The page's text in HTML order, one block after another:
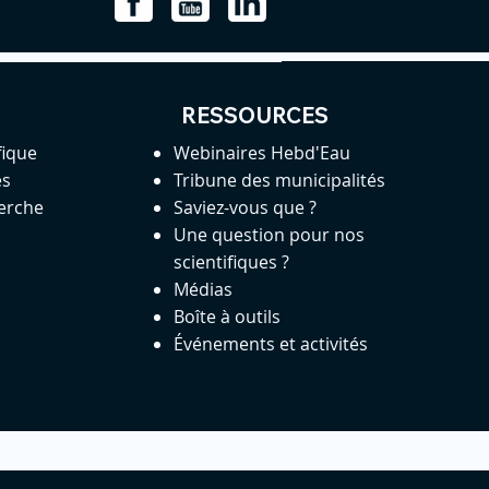
RESSOURCES
Webinaires Hebd'Eau
Tribune des municipalités
Saviez-vous que ?
Une question pour nos
scientifiques ?
Médias
Boîte à outils
Événements et activités